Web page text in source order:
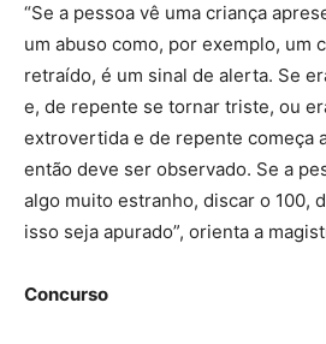
“Se a pessoa vê uma criança
um abuso como, por exemplo, um
retraído, é um sinal de alerta. Se
e, de repente se tornar triste, ou
extrovertida e de repente começa
então deve ser observado. Se a
algo muito estranho, discar o 100,
isso seja apurado”, orienta a
Concurso